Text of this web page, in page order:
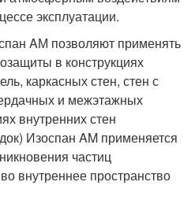
эксплуатации.
AМ позволяют применять
в конструкциях
каркасных стен, стен с
и межэтажных
внутренних стен
Изоспан AM применяется
частиц
внутреннее пространство